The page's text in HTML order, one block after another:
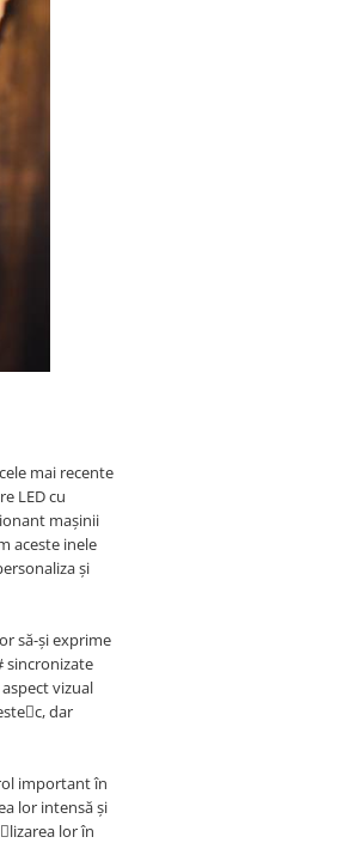
mai recente
LED cu
mașinii
aceste inele
și
să-și exprime
sincronizate
vizual
dar
important în
lor intensă și
lor în